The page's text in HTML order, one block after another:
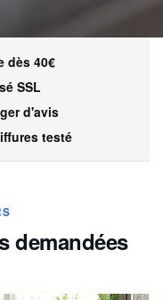
dès 40€
SSL
d'avis
testé
demandées